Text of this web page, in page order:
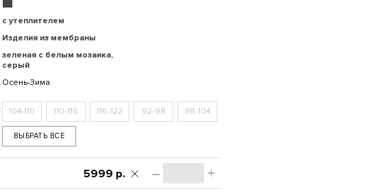
с утеплителем
Изделия из мембраны
зеленая с белым мозаика,
серый
Осень-Зима
104-110 110-116 116-122 92-98 98-104
ВЫБРАТЬ ВСЕ
– +
5999 р.